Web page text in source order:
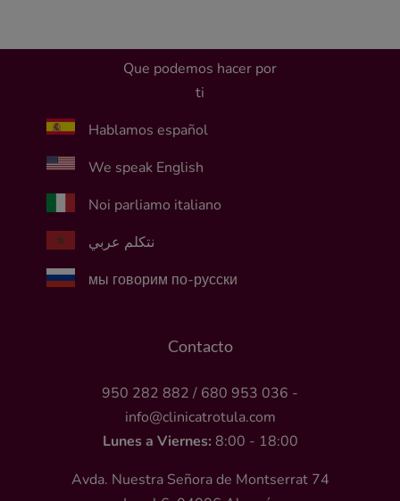
Que podemos hacer por
ti
Hablamos español
We speak English
Noi parliamo italiano
نتكلم عربي
мы говорим по-русски
Contacto
950 282 882 / 680 953 036 -
info@clinicatrotula.com
Lunes a Viernes: 8:00 - 18:00
Avda. Nuestra Señora de Montserrat 74